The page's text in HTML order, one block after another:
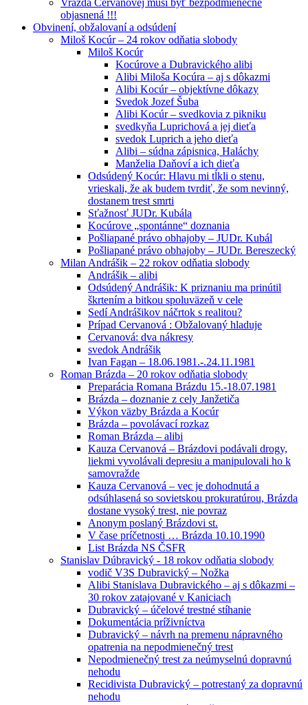
objasnená !!!
Obvinení, obžalovaní a odsúdení
Miloš Kocúr – 24 rokov odňatia slobody
Miloš Kocúr
Kocúrove a Dubravického alibi
Alibi Miloša Kocúra – aj s dôkazmi
Alibi Kocúr – objektívne dôkazy
Svedok Jozef Šuba
Alibi Kocúr – svedkovia z pikniku
svedkyňa Luprichová a jej dieťa
svedok Luprich a jeho dieťa
Alibi – súdna zápisnica, Haláchy
Manželia Daňoví a ich dieťa
Odsúdený Kocúr: Hlavu mi tĺkli o stenu,
vrieskali, že ak budem tvrdiť, že som nevinný,
dostanem trest smrti
Sťažnosť JUDr. Kubála
Kocúrove „spontánne“ doznania
Pošliapané právo obhajoby – JUDr. Kubál
Pošliapané právo obhajoby – JUDr. Bereszecký
Milan Andrášik – 22 rokov odňatia slobody
Andrášik – alibi
Odsúdený Andrášik: K priznaniu ma prinútil
škrtením a bitkou spoluväzeň v cele
Sedí Andrášikov náčrtok s realitou?
Prípad Cervanová : Obžalovaný hladuje
Cervanová: dva nákresy
svedok Andrášik
Ivan Fagan – 18.06.1981.-.24.11.1981
Roman Brázda – 20 rokov odňatia slobody
Preparácia Romana Brázdu 15.-18.07.1981
Brázda – doznanie z cely Janžetiča
Výkon väzby Brázda a Kocúr
Brázda – povolávací rozkaz
Roman Brázda – alibi
Kauza Cervanová – Brázdovi podávali drogy,
liekmi vyvolávali depresiu a manipulovali ho k
samovražde
Kauza Cervanová – vec je dohodnutá a
odsúhlasená so sovietskou prokuratúrou, Brázda
dostane vysoký trest, nie povraz
Anonym poslaný Brázdovi st.
V čase príčetnosti … Brázda 10.10.1990
List Brázda NS ČSFR
Stanislav Dúbravický - 18 rokov odňatia slobody
vodič V3S Dubravický – Nožka
Alibi Stanislava Dubravického – aj s dôkazmi –
30 rokov zatajované v Kaniciach
Dubravický – účelové trestné stíhanie
Dokumentácia príživníctva
Dubravický – návrh na premenu nápravného
opatrenia na nepodmienečný trest
Nepodmienečný trest za neúmyselnú dopravnú
nehodu
Recidivista Dubravický – potrestaný za dopravnú
nehodu